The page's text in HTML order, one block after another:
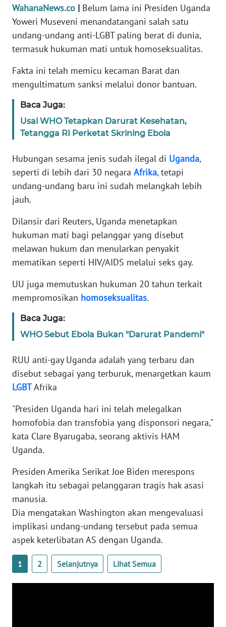
WahanaNews.co | Belum lama ini Presiden Uganda
Yoweri Museveni menandatangani salah satu
undang-undang anti-LGBT paling berat di dunia,
termasuk hukuman mati untuk homoseksualitas.
Fakta ini telah memicu kecaman Barat dan
mengultimatum sanksi melalui donor bantuan.
Baca Juga:
Usai WHO Tetapkan Darurat Kesehatan,
Tetangga RI Perketat Skrining Ebola
Hubungan sesama jenis sudah ilegal di Uganda,
seperti di lebih dari 30 negara Afrika, tetapi
undang-undang baru ini sudah melangkah lebih
jauh.
Dilansir dari Reuters, Uganda menetapkan
hukuman mati bagi pelanggar yang disebut
melawan hukum dan menularkan penyakit
mematikan seperti HIV/AIDS melalui seks gay.
UU juga memutuskan hukuman 20 tahun terkait
mempromosikan homoseksualitas.
Baca Juga:
WHO Sebut Ebola Bukan "Darurat Pandemi"
RUU anti-gay Uganda adalah yang terbaru dan
disebut sebagai yang terburuk, menargetkan kaum
LGBTAfrika
"Presiden Uganda hari ini telah melegalkan
homofobia dan transfobia yang disponsori negara,"
kata Clare Byarugaba, seorang aktivis HAM
Uganda.
Presiden Amerika Serikat Joe Biden merespons
langkah itu sebagai pelanggaran tragis hak asasi
manusia.
Dia mengatakan Washington akan mengevaluasi
implikasi undang-undang tersebut pada semua
aspek keterlibatan AS dengan Uganda.
1 2 Selanjutnya Lihat Semua
Informasi
INDEKS
BERITA
KAMI
INFO
TENTANG
PEDOMAN
MEDIA
SIBER
REDAKSI
KARIR
Wahana
News
Regional
SUMUT
WN
WN
JABAR
BANTEN
WN
NTT
WN
KEPRI
WN
PAPUA